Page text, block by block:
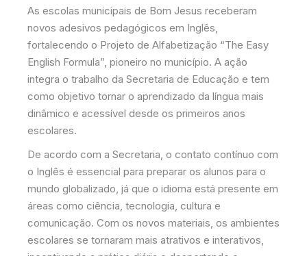
As escolas municipais de Bom Jesus receberam
novos adesivos pedagógicos em Inglês,
fortalecendo o Projeto de Alfabetização “The Easy
English Formula”, pioneiro no município. A ação
integra o trabalho da Secretaria de Educação e tem
como objetivo tornar o aprendizado da língua mais
dinâmico e acessível desde os primeiros anos
escolares.
De acordo com a Secretaria, o contato contínuo com
o Inglês é essencial para preparar os alunos para o
mundo globalizado, já que o idioma está presente em
áreas como ciência, tecnologia, cultura e
comunicação. Com os novos materiais, os ambientes
escolares se tornaram mais atrativos e interativos,